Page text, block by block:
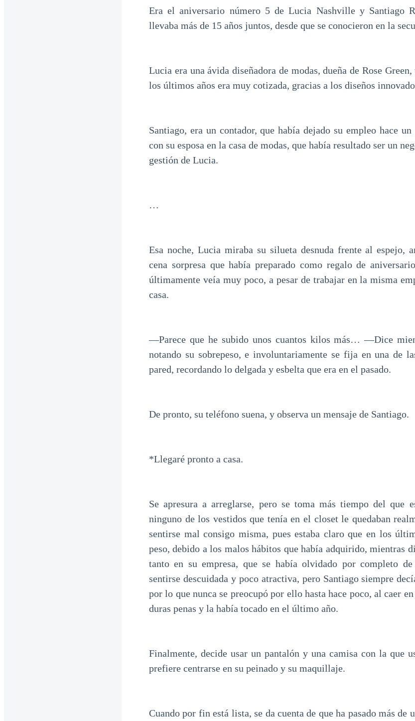
Era el aniversario número 5 de Lucia Nashville y Santiago
llevaba más de 15 años juntos, desde que se conocieron en la
Lucia era una ávida diseñadora de modas, dueña de Rose Green,
los últimos años era muy cotizada, gracias a los diseños
Santiago, era un contador, que había dejado su empleo hace
con su esposa en la casa de modas, que había resultado ser un
gestión de Lucia.
…
Esa noche, Lucia miraba su silueta desnuda frente al espejo,
cena sorpresa que había preparado como regalo de
últimamente veía muy poco, a pesar de trabajar en la misma
casa.
—Parece que he subido unos cuantos kilos más… —Dice
notando su sobrepeso, e involuntariamente se fija en una de
pared, recordando lo delgada y esbelta que era en el pasado.
De pronto, su teléfono suena, y observa un mensaje de Santiago.
*Llegaré pronto a casa.
Se apresura a arreglarse, pero se toma más tiempo del que
ninguno de los vestidos que tenía en el closet le quedaban
sentirse mal consigo misma, pues estaba claro que en los
peso, debido a los malos hábitos que había adquirido, mientras
tanto en su empresa, que se había olvidado por completo
sentirse descuidada y poco atractiva, pero Santiago siempre
por lo que nunca se preocupó por ello hasta hace poco, al caer
duras penas y la había tocado en el último año.
Finalmente, decide usar un pantalón y una camisa con la que
prefiere centrarse en su peinado y su maquillaje.
Cuando por fin está lista, se da cuenta de que ha pasado más de